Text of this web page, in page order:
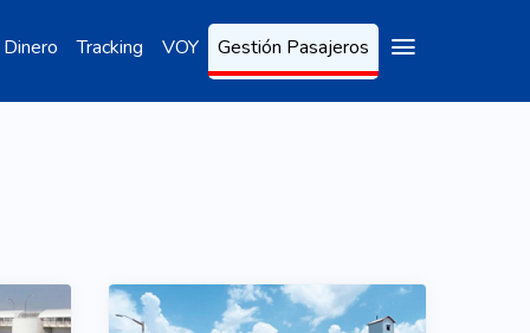
Tracking VOY Gestión Pasajeros